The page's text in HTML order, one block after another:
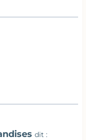
dit :